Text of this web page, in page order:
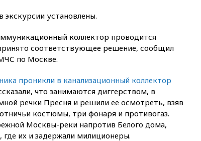
складе в Брянске
Минобороны отчиталось
об ударах по двум украинским
18:47 Школьники из РФ стали
абсолютными чемпионами на
олимпиаде по ИИ
18:39Два человека погибли в
результате удара ВСУ по
многоэтажке в Керчи
экскурсии установлены.
коллектор проводится
соответствующее решение, сообщил
по Москве.
проникли в канализационный коллектор
что занимаются диггерством, в
речки Пресня и решили ее осмотреть, взяв
костюмы, три фонаря и противогаз.
Москвы-реки напротив Белого дома,
где их и задержали милиционеры.